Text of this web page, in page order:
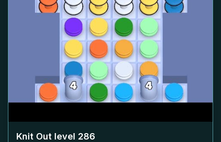
Knit Out level 286